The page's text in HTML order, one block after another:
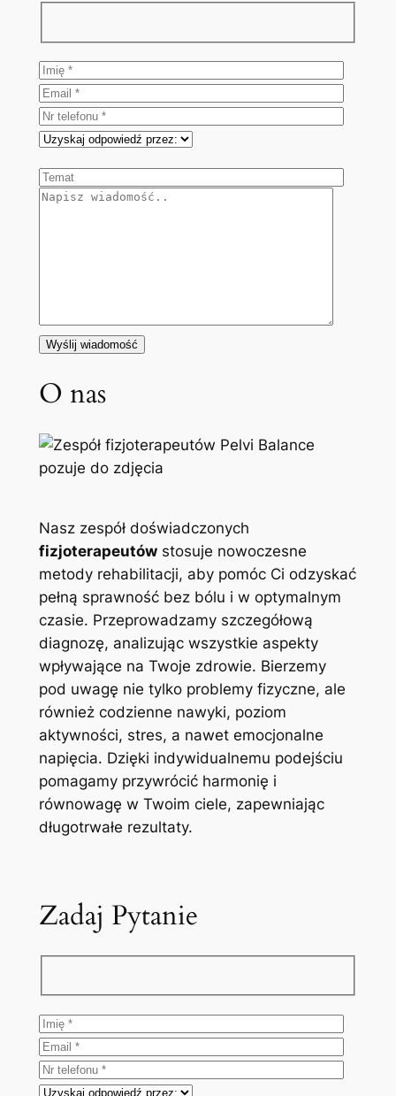
O nas
Nasz zespół doświadczonych
fizjoterapeutówstosuje nowoczesne
metody rehabilitacji, aby pomóc Ci odzyskać
pełną sprawność bez bólu i w optymalnym
czasie. Przeprowadzamy szczegółową
diagnozę, analizując wszystkie aspekty
wpływające na Twoje zdrowie. Bierzemy
pod uwagę nie tylko problemy fizyczne, ale
również codzienne nawyki, poziom
aktywności, stres, a nawet emocjonalne
napięcia. Dzięki indywidualnemu podejściu
pomagamy przywrócić harmonię i
równowagę w Twoim ciele, zapewniając
długotrwałe rezultaty.
Zadaj Pytanie